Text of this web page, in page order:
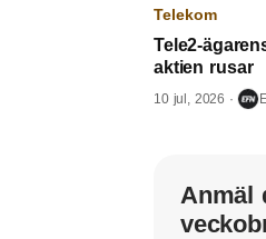
Telekom
Tele2-
aktien rusar
10 jul, 2026
Anmäl